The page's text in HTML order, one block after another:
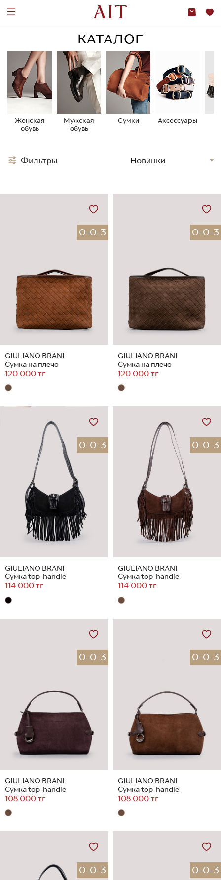
КАТАЛОГ
Женская
обувь
Мужская
обувь
Сумки Аксессуары
0-0-3
GIULIANO BRANI
Сумка на плечо
120 000 тг
0-0-3
GIULIANO BRANI
Сумка на плечо
120 000 тг
0-0-3
GIULIANO BRANI
Сумка top-handle
114 000 тг
0-0-3
GIULIANO BRANI
Сумка top-handle
114 000 тг
0-0-3
GIULIANO BRANI
Сумка top-handle
108 000 тг
0-0-3
GIULIANO BRANI
Сумка top-handle
108 000 тг
0-0-3 0-0-3
Фильтры